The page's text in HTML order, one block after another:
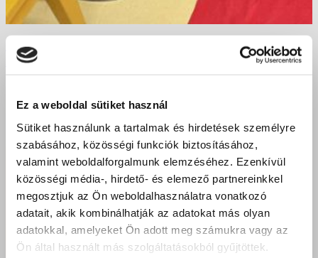
Ez a weboldal sütiket használ
Sütiket használunk a tartalmak és hirdetések személyre
szabásához, közösségi funkciók biztosításához,
valamint weboldalforgalmunk elemzéséhez. Ezenkívül
közösségi média-, hirdető- és elemező partnereinkkel
megosztjuk az Ön weboldalhasználatra vonatkozó
adatait, akik kombinálhatják az adatokat más olyan
adatokkal, amelyeket Ön adott meg számukra vagy az
Ön által használt más szolgáltatásokból gyűjtöttek.
Diákoktól Diákoknak: Pályaorientációs Sikersztori
Nyírkarászban!